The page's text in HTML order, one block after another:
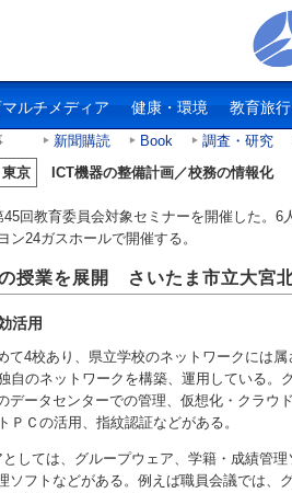
ルチメディア 健康・環境 教育旅
新聞購読 Book 調査・研究
京
ICT機器の整備計画／校務の情報化
回教育委員会対象セミナーを開催した。
ン24ガスホールで開催する。
授業を展開 さいたま市立大宮
活用
て4校あり、県立学校のネットワークには
自のネットワークを構築、運用している
データセンターでの管理、仮想化・クラウ
Ｃの活用、指紋認証などがある。
しては、グループウェア、学籍・成績管
ソフトなどがある。例えば職員会議では、